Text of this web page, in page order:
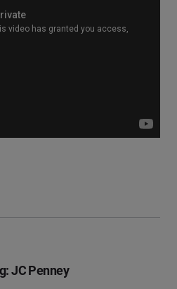
JC Penney